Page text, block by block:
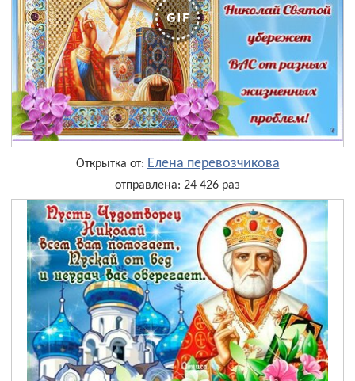
Открытка от: Елена перевозчикова
отправлена: 24 426 раз